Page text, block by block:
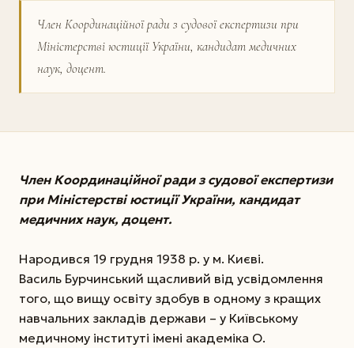
Член Координаційної ради з судової експертизи при
Міністерстві юстиції України, кандидат медичних
наук, доцент.
Член Координаційної ради з судової експертизи
при Міністерстві юстиції України, кандидат
медичних наук, доцент.
Народився 19 грудня 1938 р. у м. Києві.
Василь Бурчинський щасливий від усвідомлення
того, що вищу освіту здобув в одному з кращих
навчальних закладів держави – у Київському
медичному інституті імені академіка О.